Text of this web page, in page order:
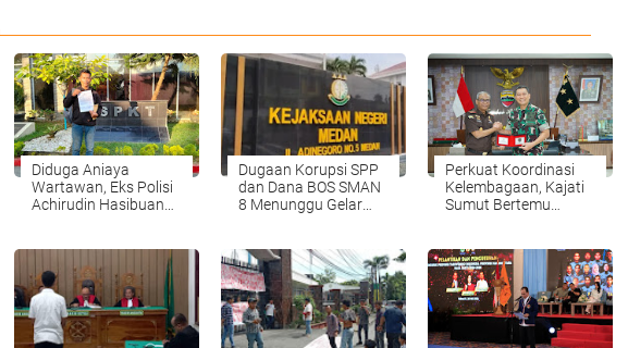
Diduga Aniaya
Wartawan, Eks Polisi
Achirudin Hasibuan
Dugaan Korupsi SPP
dan Dana BOS SMAN
8 Menunggu Gelar
Perkuat Koordinasi
Kelembagaan, Kajati
Sumut Bertemu